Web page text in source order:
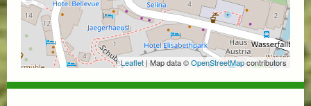
Leaflet | Map data ©OpenStreetMapcontributors